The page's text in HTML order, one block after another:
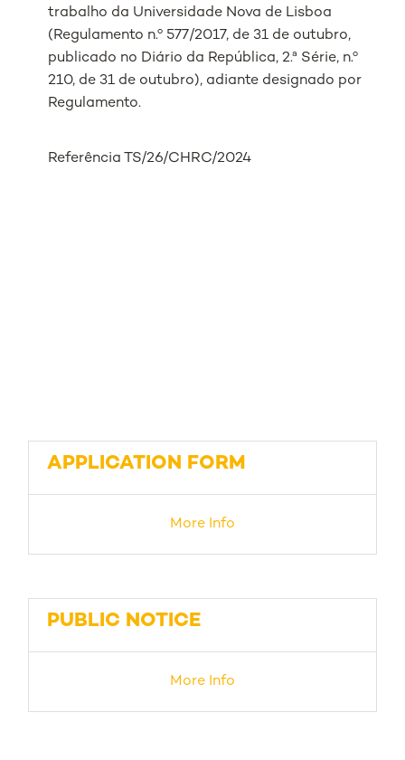
trabalho da Universidade Nova de Lisboa
(Regulamento n.º 577/2017, de 31 de outubro,
publicado no Diário da República, 2.ª Série, n.º
210, de 31 de outubro), adiante designado por
Regulamento.
Referência TS/26/CHRC/2024
APPLICATION FORM
More Info
PUBLIC NOTICE
More Info